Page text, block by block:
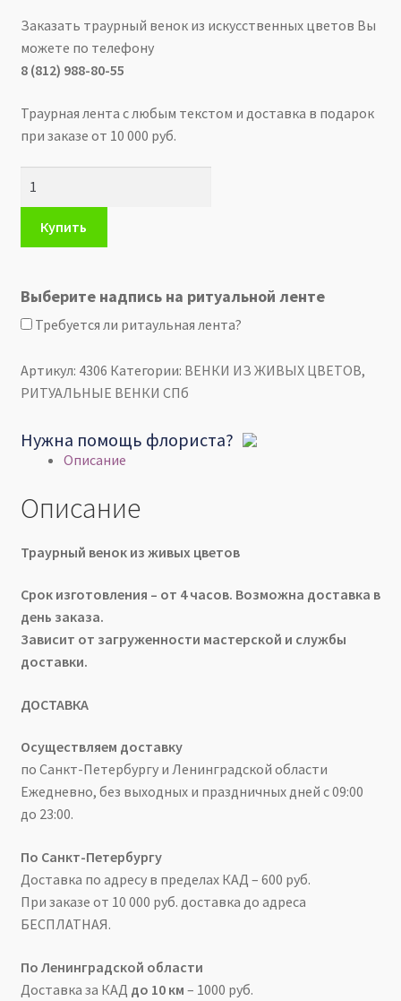
Заказать траурный венок из искусственных цветов Вы
можете по телефону
8 (812) 988-80-55
Траурная лента с любым текстом и доставка в подарок
при заказе от 10 000 руб.
ВЕНОК
из
цветов
Лизиантуса
белой
розы
Купить
Выберите надпись на ритуальной ленте
Требуется ли ритаульная лента?
Артикул: 4306 Категории: ВЕНКИ ИЗ ЖИВЫХ ЦВЕТОВ,
РИТУАЛЬНЫЕ ВЕНКИ СПб
Нужна помощь флориста?
Описание
Описание
Траурный венок из живых цветов
Срок изготовления – от 4 часов. Возможна доставка в
день заказа.
Зависит от загруженности мастерской и службы
доставки.
ДОСТАВКА
Осуществляем доставку
по Санкт-Петербургу и Ленинградской области
Ежедневно, без выходных и праздничных дней с 09:00
до 23:00.
По Санкт-Петербургу
Доставка по адресу в пределах КАД – 600 руб.
При заказе от 10 000 руб. доставка до адреса
БЕСПЛАТНАЯ.
По Ленинградской области
Доставка за КАД до 10 км – 1000 руб.